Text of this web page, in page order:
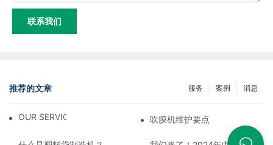
联系我们
推荐的文章 消息
案例
服务
OUR SERVICE 吹膜机维护要点